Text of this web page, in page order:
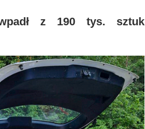
z 190 tys. sztuk